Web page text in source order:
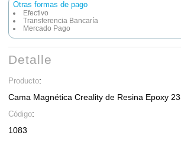
Otras formas de pago
Efectivo
Transferencia Bancaría
Mercado Pago
Detalle
Producto:
Cama Magnética Creality de Resina Epoxy
Código:
1083